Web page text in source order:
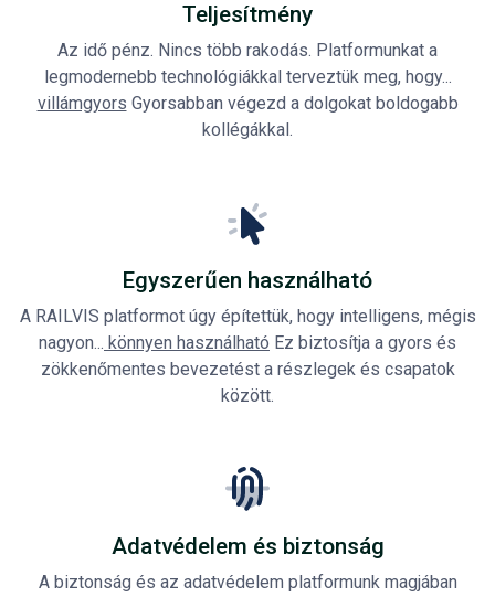
Teljesítmény
Az idő pénz. Nincs több rakodás. Platformunkat a
legmodernebb technológiákkal terveztük meg, hogy...
villámgyors Gyorsabban végezd a dolgokat boldogabb
kollégákkal.
Egyszerűen használható
A RAILVIS platformot úgy építettük, hogy intelligens, mégis
nagyon... könnyen használható Ez biztosítja a gyors és
zökkenőmentes bevezetést a részlegek és csapatok
között.
Adatvédelem és biztonság
A biztonság és az adatvédelem platformunk magjában